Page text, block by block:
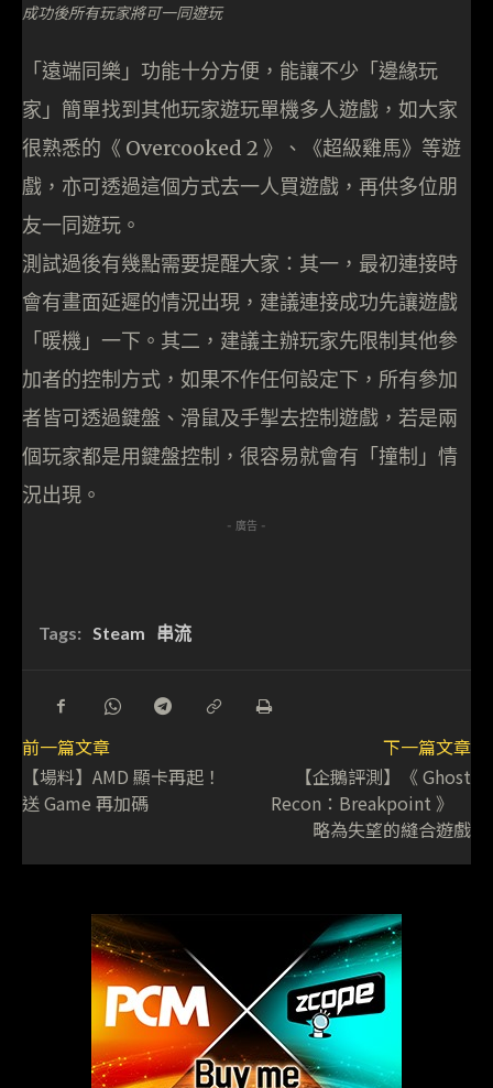
成功後所有玩家將可一同遊玩
「遠端同樂」功能十分方便，能讓不少「邊緣玩
家」簡單找到其他玩家遊玩單機多人遊戲，如大家
很熟悉的《 Overcooked 2 》、《超級雞馬》等遊
戲，亦可透過這個方式去一人買遊戲，再供多位朋
友一同遊玩。
測試過後有幾點需要提醒大家：其一，最初連接時
會有畫面延遲的情況出現，建議連接成功先讓遊戲
「暖機」一下。其二，建議主辦玩家先限制其他參
加者的控制方式，如果不作任何設定下，所有參加
者皆可透過鍵盤、滑鼠及手掣去控制遊戲，若是兩
個玩家都是用鍵盤控制，很容易就會有「撞制」情
況出現。
- 廣告 -
Tags: Steam 串流
前一篇文章
【場料】AMD 顯卡再起！
送 Game 再加碼
下一篇文章
【企鵝評測】《 Ghost
Recon：Breakpoint 》
略為失望的縫合遊戲